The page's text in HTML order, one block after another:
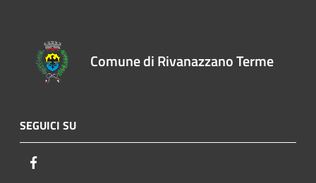
Comune di Rivanazzano Terme
SEGUICI SU